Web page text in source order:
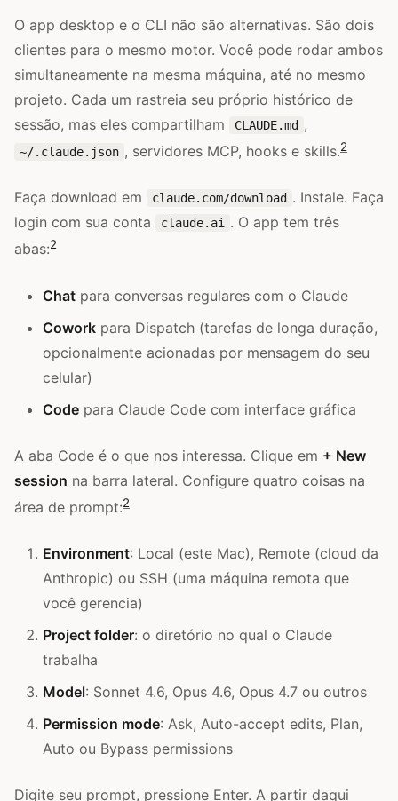
O app desktop e o CLI não são alternativas. São dois
clientes para o mesmo motor. Você pode rodar ambos
simultaneamente na mesma máquina, até no mesmo
projeto. Cada um rastreia seu próprio histórico de
sessão, mas eles compartilham
CLAUDE.md ,
~/.claude.json , servidores MCP, hooks e skills.2
Faça download em claude.com/download . Instale. Faça
login com sua conta
claude.ai . O app tem três
abas:2
Chat para conversas regulares com o Claude
Cowork para Dispatch (tarefas de longa duração,
opcionalmente acionadas por mensagem do seu
celular)
Code para Claude Code com interface gráfica
A aba Code é o que nos interessa. Clique em + New
session na barra lateral. Configure quatro coisas na
área de prompt:2
Environment: Local (este Mac), Remote (cloud da
Anthropic) ou SSH (uma máquina remota que
você gerencia)
Project folder: o diretório no qual o Claude
trabalha
Model: Sonnet 4.6, Opus 4.6, Opus 4.7 ou outros
Permission mode: Ask, Auto-accept edits, Plan,
Auto ou Bypass permissions
Digite seu prompt, pressione Enter. A partir daqui